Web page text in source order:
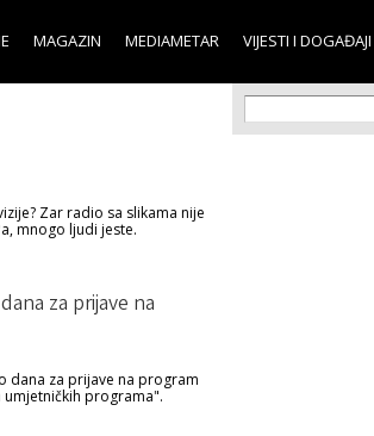
main
content
MAGAZIN MEDIAMETAR VIJESTI I DOGAĐAJI
Zar radio sa slikama nije
mnogo ljudi jeste.
za prijave na
dana za prijave na program
programa".
Search
Search